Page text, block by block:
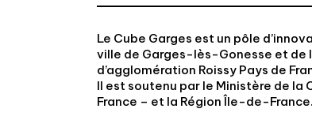
Le Cube Garges est un pôle
ville de Garges-lès-Gonesse et de
d’agglomération Roissy Pays de
Il est soutenu par le Ministère de la
France – et la Région Île-de-France.